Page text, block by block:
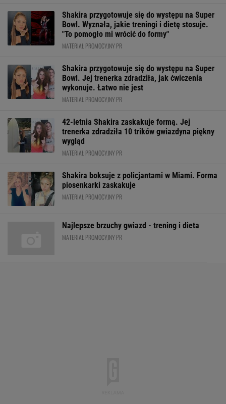
Shakira przygotowuje się do występu na Super
Bowl. Wyznała, jakie treningi i dietę stosuje.
"To pomogło mi wrócić do formy"
MATERIAŁ PROMOCYJNY PR
Shakira przygotowuje się do występu na Super
Bowl. Jej trenerka zdradziła, jak ćwiczenia
wykonuje. Łatwo nie jest
MATERIAŁ PROMOCYJNY PR
42-letnia Shakira zaskakuje formą. Jej
trenerka zdradziła 10 trików gwiazdyna piękny
wygląd
MATERIAŁ PROMOCYJNY PR
Shakira boksuje z policjantami w Miami. Forma
piosenkarki zaskakuje
MATERIAŁ PROMOCYJNY PR
Najlepsze brzuchy gwiazd - trening i dieta
MATERIAŁ PROMOCYJNY PR